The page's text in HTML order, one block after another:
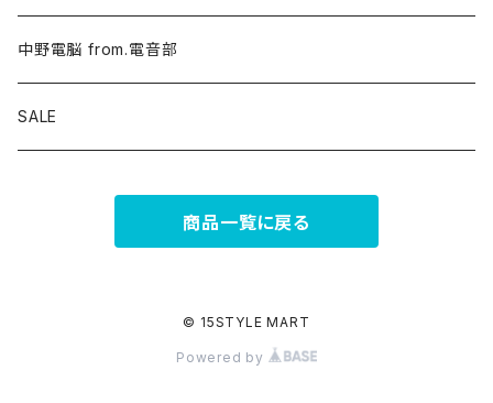
中野電脳 from.電音部
SALE
商品一覧に戻る
© 15STYLE MART
Powered by